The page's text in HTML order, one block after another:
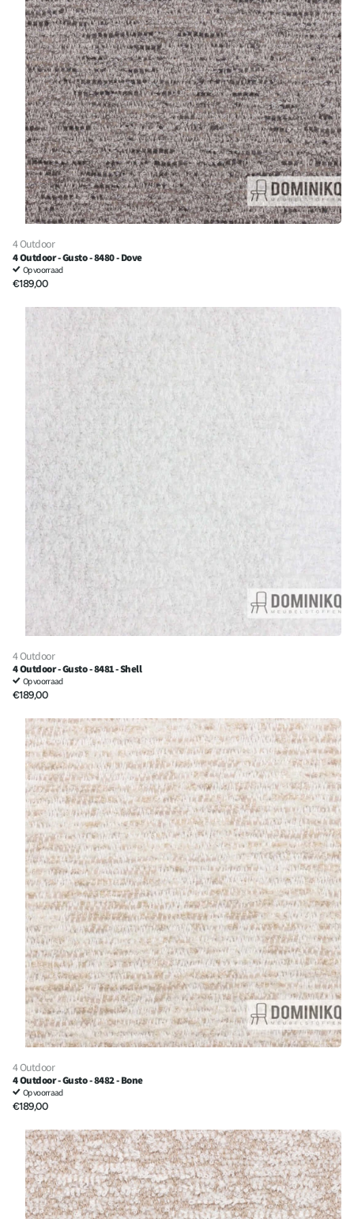
gezet om zo een verfrissende kijk op meubelstoffen te creëren en
makkelijker verschillende meubelstoffen merken te vinden.
Kunt u niet precies vinden wat u zoekt?Neemcontactmet ons op,
en wij helpen u graag verder. Laat ons u begeleiden in de wereld van
bouclé en ontdek hoe deze stoffen uw leefruimte kunnen
transformeren.
Grote bestelling of een zakelijke aanvraag?Profiteer van
kwantumkorting of bekijk onze B2B-prijzen. Neemcontactmet ons
op!
4 Outdoor
4 Outdoor - Gusto - 8480 - Dove
Op voorraad
€189,00
4 Outdoor
4 Outdoor - Gusto - 8481 - Shell
Op voorraad
€189,00
4 Outdoor
4 Outdoor - Gusto - 8482 - Bone
Op voorraad
€189,00